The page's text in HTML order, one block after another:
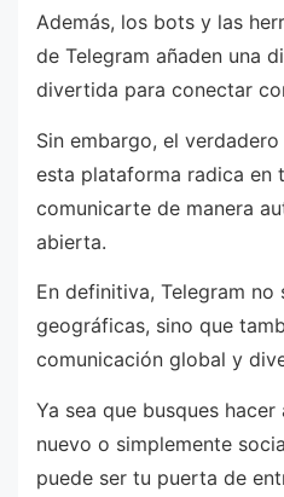
Además, los bots y las
de Telegram añaden una
divertida para conectar
Sin embargo, el
esta plataforma radica en
comunicarte de manera
abierta.
En definitiva, Telegram
geográficas, sino que
comunicación global y
Ya sea que busques
nuevo o simplemente
puede ser tu puerta de